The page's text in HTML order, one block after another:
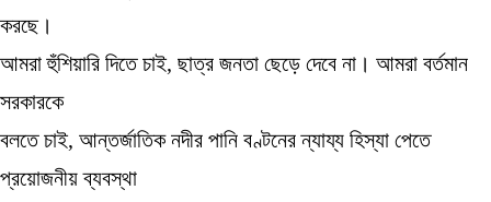
করছে।
আমরা হুঁশিয়ারি দিতে চাই, ছাত্র জনতা ছেড়ে দেবে না। আমরা বর্তমান
সরকারকে
বলতে চাই, আন্তর্জাতিক নদীর পানি বণ্টনের ন্যায্য হিস্যা পেতে
প্রয়োজনীয় ব্যবস্থা